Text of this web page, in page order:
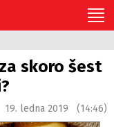
skoro šest
19. ledna 2019 (14:46)